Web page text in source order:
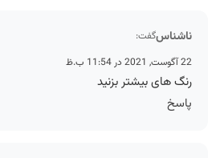
ناشناسگفت:
22 آگوست, 2021 در 11:54 ب.ظ
رنگ های بیشتر بزنید
پاسخ